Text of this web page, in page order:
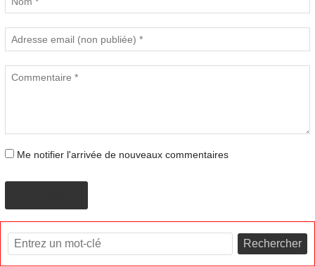
Me notifier l'arrivée de nouveaux commentaires
Rechercher